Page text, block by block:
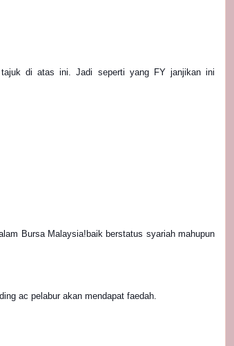
di atas ini. Jadi seperti yang FY janjikan ini
ac pelabur akan mendapat faedah.